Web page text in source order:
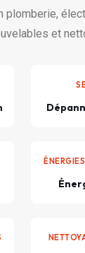
plomberie,
et